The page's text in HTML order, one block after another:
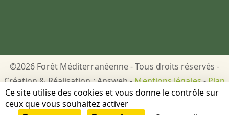
©2026 Forêt Méditerranéenne - Tous droits réservés -
Création & Réalisation : Answeb -Mentions légales-Plan
du site-Gestion des cookies
Ce site utilise des cookies et vous donne le contrôle sur
ceux que vous souhaitez activer